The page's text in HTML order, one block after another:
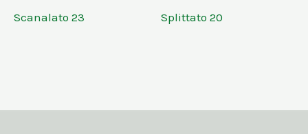
Scanalato 23 Splittato 20